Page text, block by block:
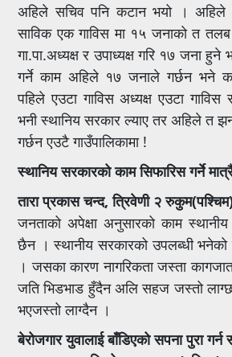
अहिले सचिव पनि कटान भयो । अहिले
साविक एक गाविस मा १५ जनाको त
गा.पा.अध्यक्ष र उपाध्यक्ष गरि १७ जना
गर्ने काम अहिले १७ जनाले गर्छन भने
पहिले एउटा गाविस अध्यक्ष एउटा गाविस
भनी स्थानिय सरकार ल्याए तर अहिले त
गर्छन एउटै गाउँपालिकामा !
स्थानिय सरकारको काम सिफारिस गर्ने
तारा प्रकास चन्द, त्रिवेणी २
जनताको अपेक्षा अनुसारको काम
छैन । स्थानीय सरकारको उपलब्धी भनेको
। जसका कारण नागरिकता जस्ता
जति भिडभाड हुँदैन अलि सहज जस्तो
भएजस्तो लाग्दैन ।
बेरोजगार युवालाई बाँडिएको सपना पुरा